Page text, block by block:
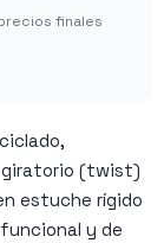
finales
giratorio (twist)
estuche rígido
y de